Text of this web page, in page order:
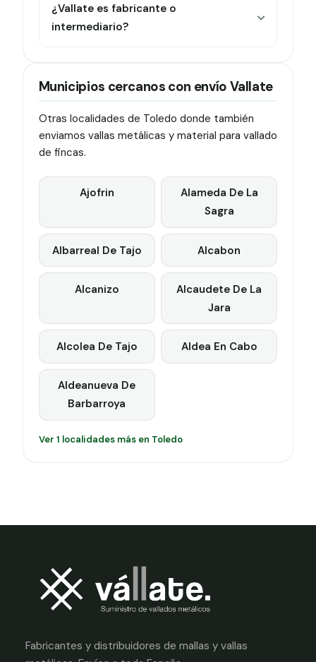
¿Vallate es fabricante o
intermediario?
Municipios cercanos con envío Vallate
Otras localidades de Toledo donde también
enviamos vallas metálicas y material para vallado
de fincas.
Ajofrin
Alameda De La
Sagra
Albarreal De Tajo Alcabon
Alcanizo
Alcaudete De La
Jara
Alcolea De Tajo Aldea En Cabo
Aldeanueva De
Barbarroya
Ver 1 localidades más en Toledo
Fabricantes y distribuidores de mallas y vallas